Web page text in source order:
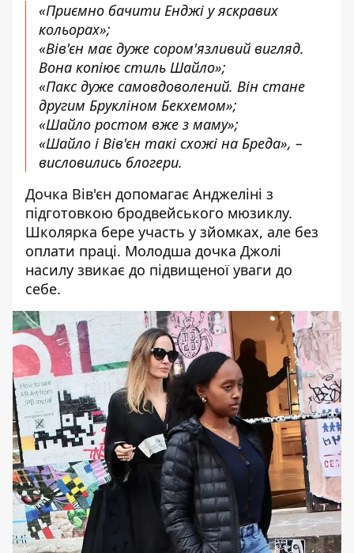
«Приємно бачити Енджі у яскравих
кольорах»;
«Вів'єн має дуже сором'язливий вигляд.
Вона копіює стиль Шайло»;
«Пакс дуже самовдоволений. Він стане
другим Брукліном Бекхемом»;
«Шайло ростом вже з маму»;
«Шайло і Вів'єн такі схожі на Бреда», –
висловились блогери.
Дочка Вів'єн допомагає Анджеліні з
підготовкою бродвейського мюзиклу.
Школярка бере участь у зйомках, але без
оплати праці. Молодша дочка Джолі
насилу звикає до підвищеної уваги до
себе.